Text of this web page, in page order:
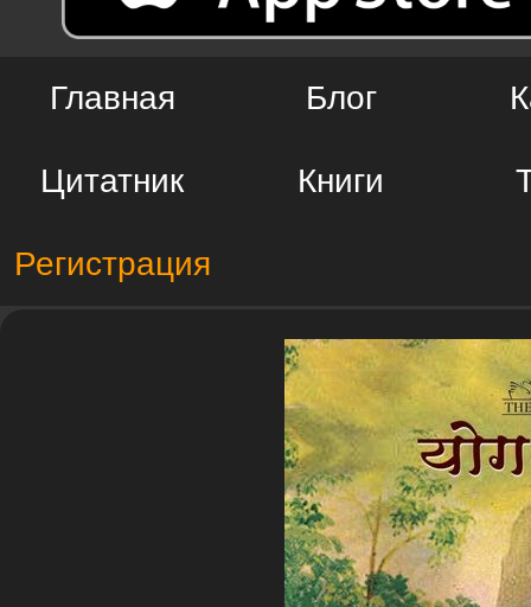
Главная Блог
Цитатник Книги
Регистрация